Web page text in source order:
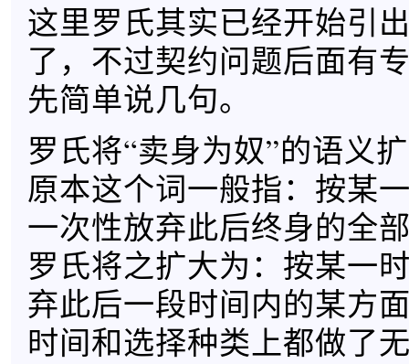
这里罗氏其实已经开始引
了，不过契约问题后面有
先简单说几句。
罗氏将“卖身为奴”的语义
原本这个词一般指：按某
一次性放弃此后终身的全
罗氏将之扩大为：按某一
弃此后一段时间内的某方
时间和选择种类上都做了